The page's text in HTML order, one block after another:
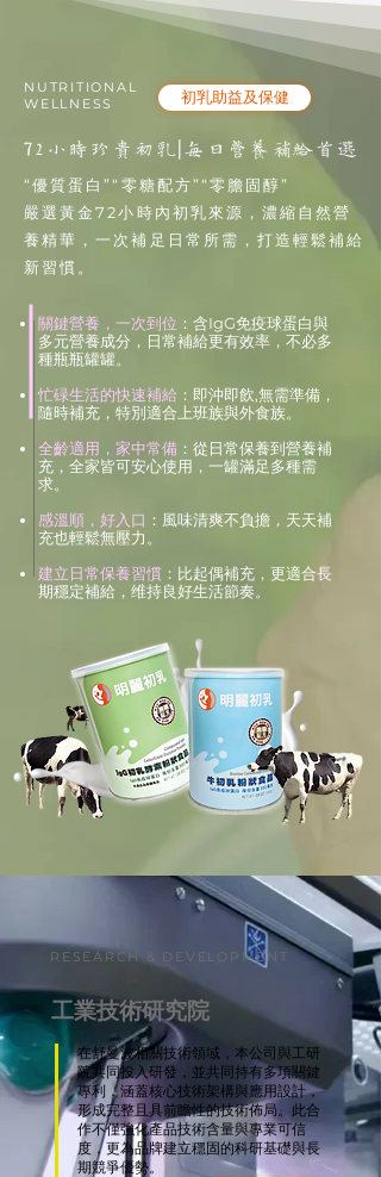
NUTRITIONAL
WELLNESS
初乳助益及保健
72小時珍貴初乳|每日營養補給首選
“優質蛋白”“零糖配方”“零膽固醇”
嚴選黃金72小時內初乳來源，濃縮自然營
養精華，一次補足日常所需，打造輕鬆補給
新習慣。
關鍵營養，一次到位 ：含IgG免疫球蛋白與
多元營養成分，日常補給更有效率，不必多
種瓶瓶罐罐。
忙碌生活的快速補給 ：即沖即飲,無需準備，
隨時補充，特別適合上班族與外食族。
全齡適用，家中常備 ：從日常保養到營養補
充，全家皆可安心使用，一罐滿足多種需
求。
感溫順，好入口 ：風味清爽不負擔，天天補
充也輕鬆無壓力。
建立日常保養習慣 ：比起偶補充，更適合長
期穩定補給，维持良好生活節奏。
RESEARCH & DEVELOPMENT
工業技術研究院
在舒曼波相關技術領域，本公司與工研
院共同投入研發，並共同持有多項關鍵
專利，涵蓋核心技術架構與應用設計，
形成完整且具前瞻性的技術佈局。此合
作不僅強化產品技術含量與專業可信
度，更為品牌建立穩固的科研基礎與長
期競爭優勢。